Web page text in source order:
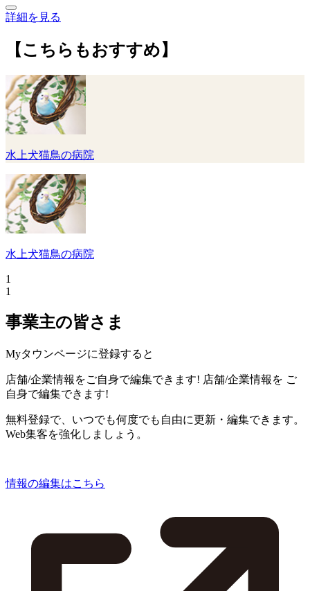
詳細を見る
【こちらもおすすめ】
水上犬猫鳥の病院
水上犬猫鳥の病院
1
1
事業主の皆さま
Myタウンページに登録すると
店舗/企業情報をご自身で編集できます! 店舗/企業情報を ご
自身で編集できます!
無料登録で、いつでも何度でも自由に更新・編集できます。
Web集客を強化しましょう。
情報の編集はこちら